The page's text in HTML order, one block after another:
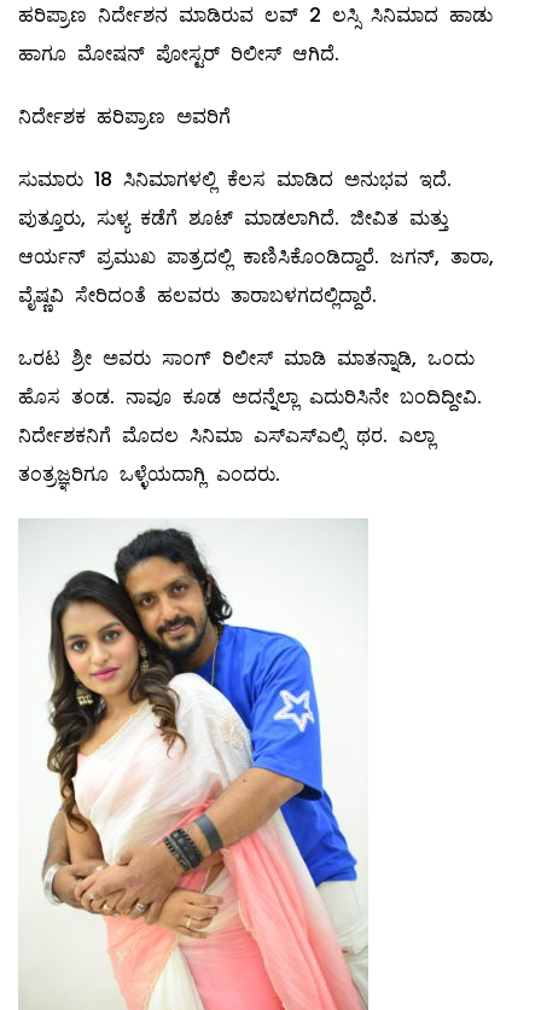
ಹರಿಪ್ರಾಣ ನಿರ್ದೇಶನ ಮಾಡಿರುವ ಲವ್ 2 ಲಸ್ಸಿ ಸಿನಿಮಾದ ಹಾಡು
ಹಾಗೂ ಮೋಷನ್ ಪೋಸ್ಟರ್ ರಿಲೀಸ್ ಆಗಿದೆ‌.
ನಿರ್ದೇಶಕ ಹರಿಪ್ರಾಣ ಅವರಿಗೆ
ಸುಮಾರು 18 ಸಿನಿಮಾಗಳಲ್ಲಿ ಕೆಲಸ ಮಾಡಿದ ಅನುಭವ ಇದೆ.
ಪುತ್ತೂರು, ಸುಳ್ಯ ಕಡೆಗೆ ಶೂಟ್ ಮಾಡಲಾಗಿದೆ. ಜೀವಿತ ಮತ್ತು
ಆರ್ಯನ್ ಪ್ರಮುಖ ಪಾತ್ರದಲ್ಲಿ ಕಾಣಿಸಿಕೊಂಡಿದ್ದಾರೆ. ಜಗನ್, ತಾರಾ,
ವೈಷ್ಣವಿ ಸೇರಿದಂತೆ ಹಲವರು ತಾರಾಬಳಗದಲ್ಲಿದ್ದಾರೆ.
ಒರಟ ಶ್ರೀ ಅವರು ಸಾಂಗ್ ರಿಲೀಸ್ ಮಾಡಿ ಮಾತನ್ನಾಡಿ, ಒಂದು
ಹೊಸ ತಂಡ. ನಾವೂ ಕೂಡ ಅದನ್ನೆಲ್ಲಾ ಎದುರಿಸಿನೇ ಬಂದಿದ್ದೀವಿ.
ನಿರ್ದೇಶಕನಿಗೆ ಮೊದಲ ಸಿನಿಮಾ ಎಸ್ಎಸ್ಎಲ್ಸಿ ಥರ. ಎಲ್ಲಾ
ತಂತ್ರಜ್ಞರಿಗೂ ಒಳ್ಳೆಯದಾಗ್ಲಿ ಎಂದರು.